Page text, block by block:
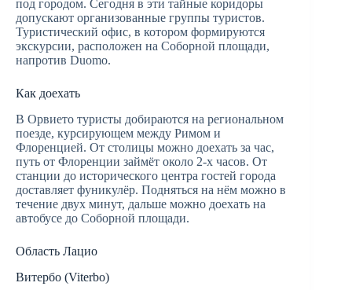
под городом. Сегодня в эти тайные коридоры
допускают организованные группы туристов.
Туристический офис, в котором формируются
экскурсии, расположен на Соборной площади,
напротив Duomo.
Как доехать
В Орвието туристы добираются на региональном
поезде, курсирующем между Римом и
Флоренцией. От столицы можно доехать за час,
путь от Флоренции займёт около 2-х часов. От
станции до исторического центра гостей города
доставляет фуникулёр. Подняться на нём можно в
течение двух минут, дальше можно доехать на
автобусе до Соборной площади.
Область Лацио
Витербо (Viterbo)